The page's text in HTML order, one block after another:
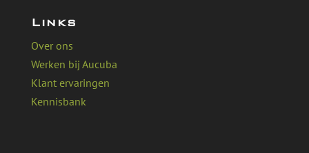
Links
Over ons
Werken bij Aucuba
Klant ervaringen
Kennisbank